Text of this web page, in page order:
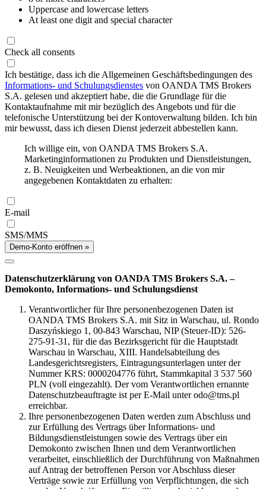
Uppercase and lowercase letters
At least one digit and special character
Check all consents
Ich bestätige, dass ich die Allgemeinen Geschäftsbedingungen des
Informations- und Schulungsdienstes von OANDA TMS Brokers
S.A. gelesen und akzeptiert habe, die die Grundlage für die
Kontaktaufnahme mit mir bezüglich des Angebots und für die
telefonische Unterstützung bei der Kontoverwaltung bilden. Ich bin
mir bewusst, dass ich diesen Dienst jederzeit abbestellen kann.
Ich willige ein, von OANDA TMS Brokers S.A.
Marketinginformationen zu Produkten und Dienstleistungen,
z. B. Neuigkeiten und Werbeaktionen, an die von mir
angegebenen Kontaktdaten zu erhalten:
E-mail
SMS/MMS
Demo-Konto eröffnen »
Datenschutzerklärung von OANDA TMS Brokers S.A. –
Demokonto, Informations- und Schulungsdienst
Verantwortlicher für Ihre personenbezogenen Daten ist
OANDA TMS Brokers S.A. mit Sitz in Warschau, ul. Rondo
Daszyńskiego 1, 00-843 Warschau, NIP (Steuer-ID): 526-
275-91-31, für die das Bezirksgericht für die Hauptstadt
Warschau in Warschau, XIII. Handelsabteilung des
Landesgerichtsregisters, Eintragungsunterlagen unter der
Nummer KRS: 0000204776 führt, Stammkapital 3 537 560
PLN (voll eingezahlt). Der vom Verantwortlichen ernannte
Datenschutzbeauftragte ist per E-Mail unter odo@tms.pl
erreichbar.
Ihre personenbezogenen Daten werden zum Abschluss und
zur Erfüllung des Vertrags über Informations- und
Bildungsdienstleistungen sowie des Vertrags über ein
Demokonto zwischen Ihnen und dem Verantwortlichen
verarbeitet, einschließlich der Durchführung von Maßnahmen
auf Antrag der betroffenen Person vor Abschluss dieser
Verträge sowie zur Erfüllung von Verpflichtungen, die sich